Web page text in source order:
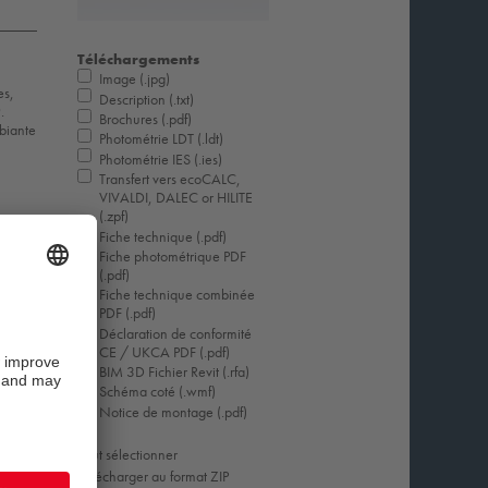
Téléchargements
Image (.jpg)
Description (.txt)
Brochures (.pdf)
Photométrie LDT (.ldt)
Photométrie IES (.ies)
Transfert vers ecoCALC,
VIVALDI, DALEC or HILITE
(.zpf)
Fiche technique (.pdf)
Fiche photométrique PDF
(.pdf)
Fiche technique combinée
PDF (.pdf)
Déclaration de conformité
CE / UKCA PDF (.pdf)
BIM 3D Fichier Revit (.rfa)
Schéma coté (.wmf)
Notice de montage (.pdf)
Tout sélectionner
Télécharger au format ZIP